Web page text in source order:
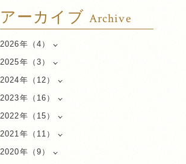
アーカイブ Archive
2026年（4）
2025年（3）
2024年（12）
2023年（16）
2022年（15）
2021年（11）
2020年（9）